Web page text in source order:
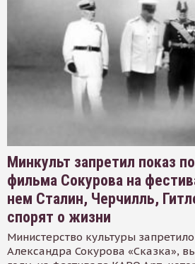
Минкульт запретил показ
фильма Сокурова на
нем Сталин, Черчилль,
спорят о жизни
Министерство культуры
Александра Сокурова «Сказка»,